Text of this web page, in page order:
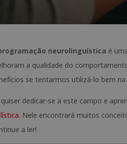
neurolinguística é
a qualidade do
se tentarmos utilizá-lo bem
quiser dedicar-se a este campo e
. Nele encontrará muitos
a ler!